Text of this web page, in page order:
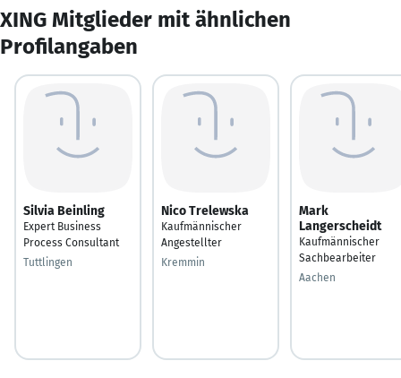
XING Mitglieder mit ähnlichen
Profilangaben
Silvia Beinling
Expert Business
Process Consultant
Tuttlingen
Nico Trelewska
Kaufmännischer
Angestellter
Kremmin
Mark
Langerscheidt
Kaufmännischer
Sachbearbeiter
Aachen